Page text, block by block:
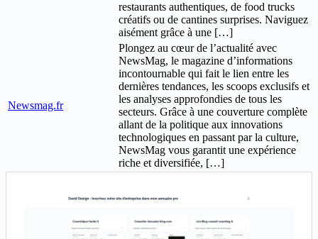
restaurants authentiques, de food trucks
créatifs ou de cantines surprises. Naviguez
aisément grâce à une […]
Newsmag.fr
Plongez au cœur de l’actualité avec
NewsMag, le magazine d’informations
incontournable qui fait le lien entre les
dernières tendances, les scoops exclusifs et
les analyses approfondies de tous les
secteurs. Grâce à une couverture complète
allant de la politique aux innovations
technologiques en passant par la culture,
NewsMag vous garantit une expérience
riche et diversifiée, […]